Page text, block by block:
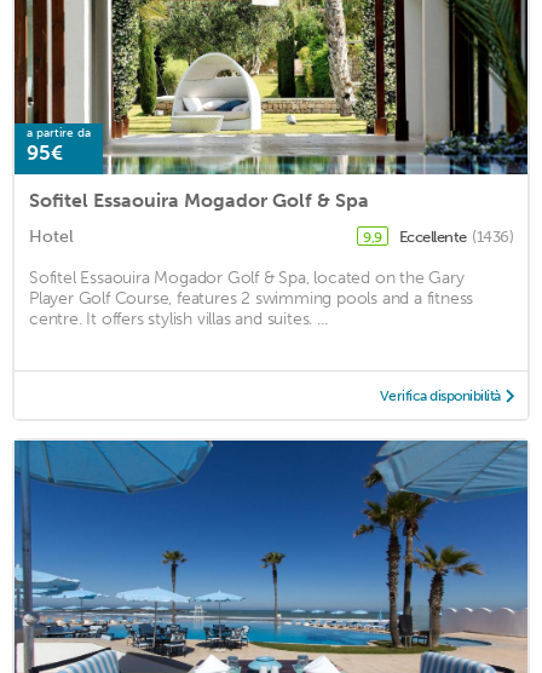
a partire da
95€
Sofitel Essaouira Mogador Golf & Spa
Hotel 9,9 Eccellente (1436)
Sofitel Essaouira Mogador Golf & Spa, located on the Gary
Player Golf Course, features 2 swimming pools and a fitness
centre. It offers stylish villas and suites. ...
Verifica disponibilità